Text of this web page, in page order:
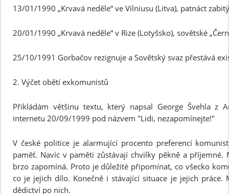
13/01/1990 „Krvavá neděle“ ve Vilniusu (Litva), patnáct
20/01/1990 „Krvavá neděle“ v Rize (Lotyšsko), sovětské
25/10/1991 Gorbačov rezignuje a Sovětský svaz přestává
2. Výčet obětí exkomunistů
Přikládám většinu textu, který napsal George Švehla z
internetu 20/09/1999 pod názvem "Lidi, nezapomínejte!"
V české politice je alarmující procento preferencí
paměť. Navíc v paměti zůstávají chvilky pěkně a příjemné.
brzo zapomíná. Proto je důležité připomínat, co všecko
co je jejich dílo. Konečně i stávající situace je jejich
dědictví po nich.